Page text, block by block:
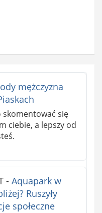
mężczyzna
skomentować się
ciebie, a lepszy od
- Aquapark w
Ruszyły
społeczne